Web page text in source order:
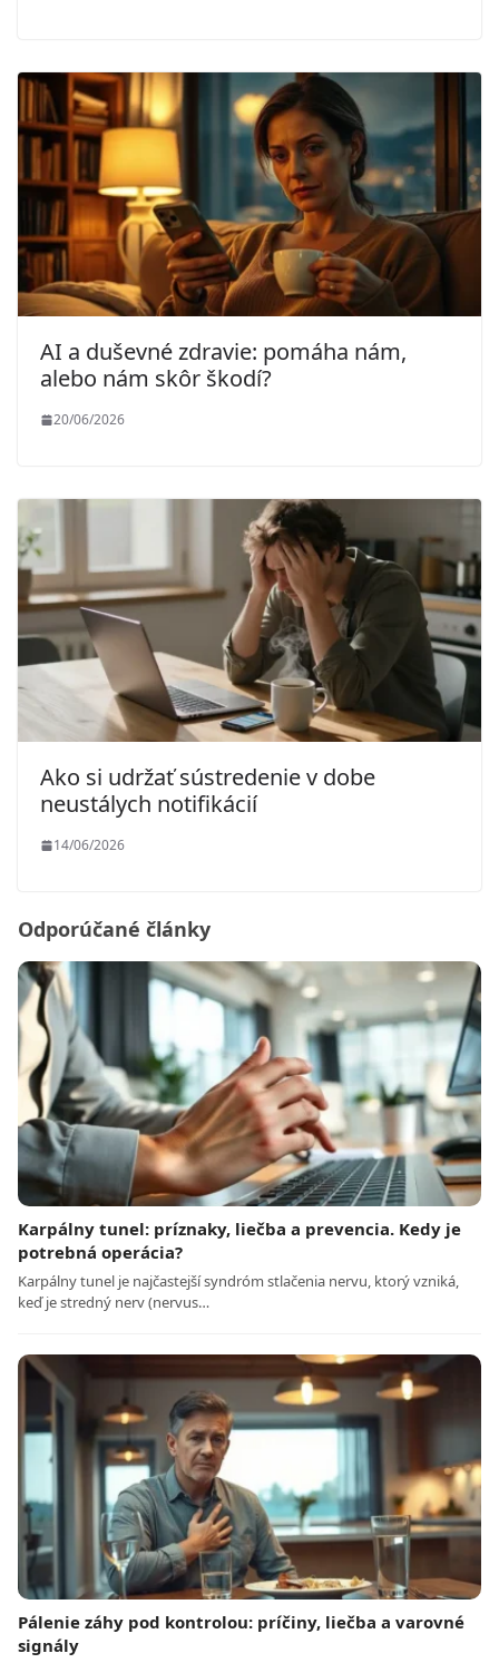
AI a duševné zdravie: pomáha nám,
alebo nám skôr škodí?
20/06/2026
Ako si udržať sústredenie v dobe
neustálych notifikácií
14/06/2026
Odporúčané články
Karpálny tunel: príznaky, liečba a prevencia. Kedy je
potrebná operácia?
Karpálny tunel je najčastejší syndróm stlačenia nervu, ktorý vzniká,
keď je stredný nerv (nervus…
Pálenie záhy pod kontrolou: príčiny, liečba a varovné
signály